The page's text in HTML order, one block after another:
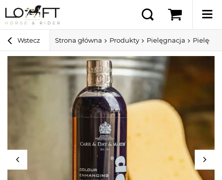
Wstecz Strona główna Produkty Pielęgnacja